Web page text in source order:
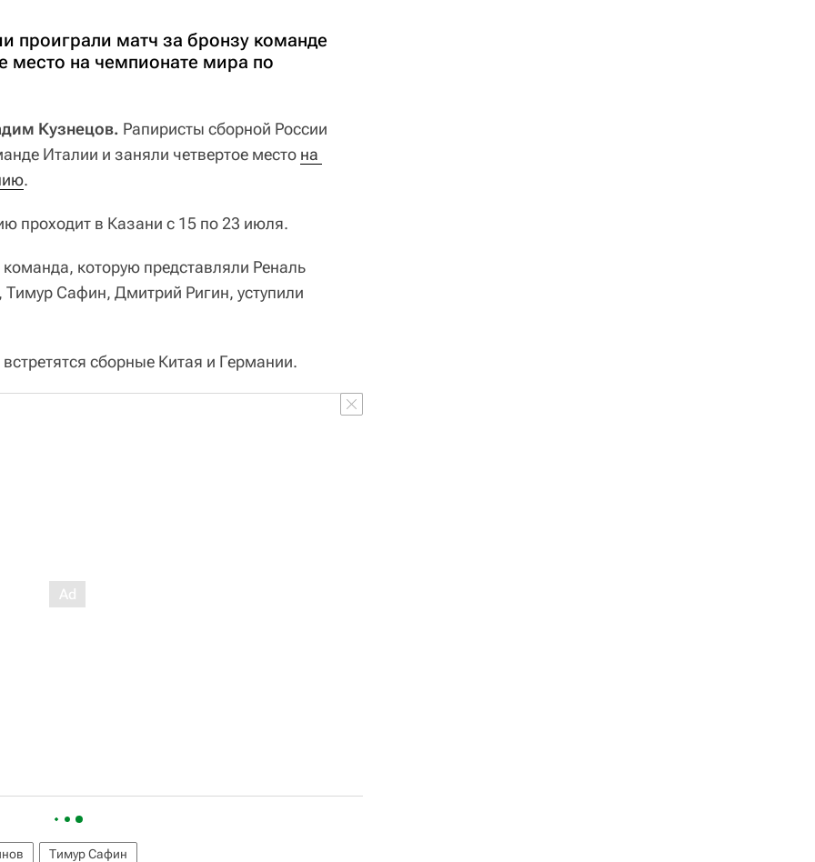
проиграли матч за бронзу команде
место на чемпионате мира по
Кузнецов. Рапиристы сборной России
Италии и заняли четвертое место на
.
проходит в Казани с 15 по 23 июля.
которую представляли Реналь
Сафин, Дмитрий Ригин, уступили
сборные Китая и Германии.
Тимур Сафин